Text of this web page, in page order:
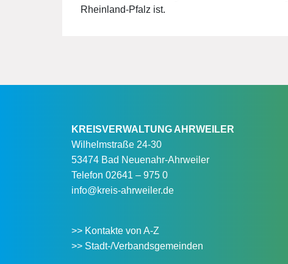
Rheinland-Pfalz ist.
KREISVERWALTUNG AHRWEILER
Wilhelmstraße 24-30
53474 Bad Neuenahr-Ahrweiler
Telefon 02641 – 975 0
info@kreis-ahrweiler.de
>> Kontakte von A-Z
>> Stadt-/Verbandsgemeinden